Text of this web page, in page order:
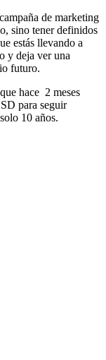
de marketing
sino tener definidos
estás llevando a
y deja ver una
futuro.
hace 2 meses
para seguir
10 años.